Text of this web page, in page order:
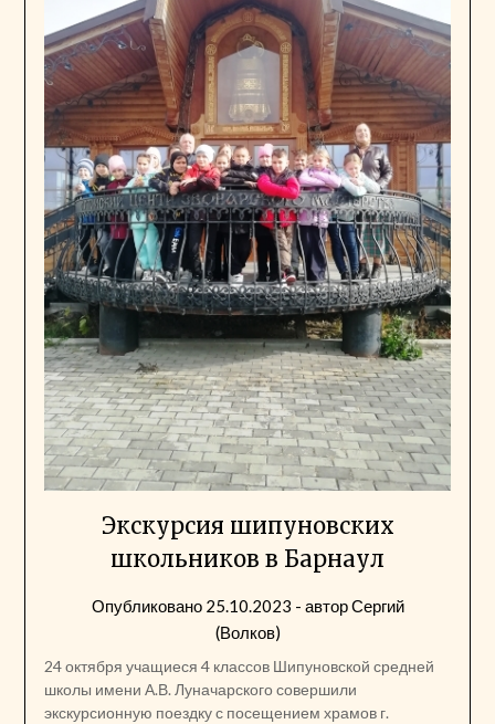
Экскурсия шипуновских
школьников в Барнаул
Опубликовано 25.10.2023 - авторСергий
(Волков)
24 октября учащиеся 4 классов Шипуновской средней
школы имени А.В. Луначарского совершили
экскурсионную поездку с посещением храмов г.